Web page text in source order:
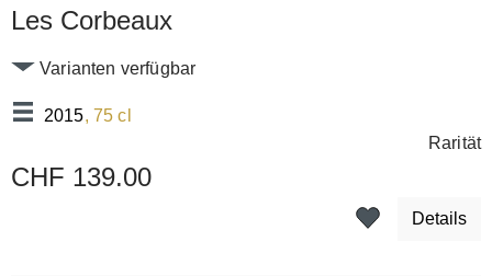
Les Corbeaux
2015, 75 cl
Varianten verfügbar
Rarität
CHF 139.00
Details